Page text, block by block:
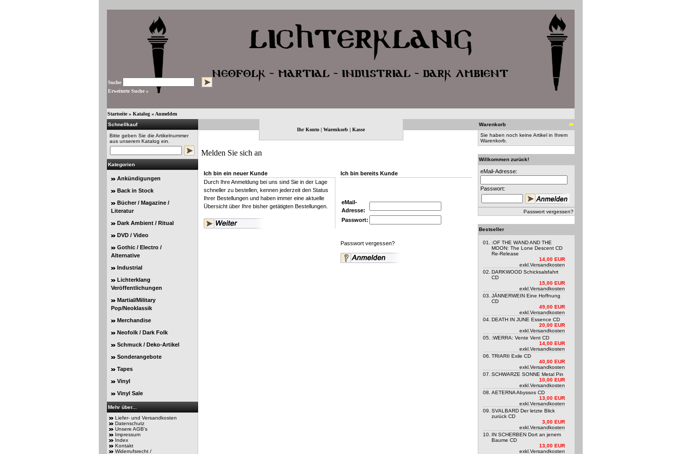
Suche
Erweiterte Suche »
Startseite» Katalog» Anmelden
Schnellkauf
Bitte geben Sie die Artikelnummer
aus unserem Katalog ein.
Kategorien
Ankündigungen
Back in Stock
Bücher / Magazine /
Literatur
Dark Ambient / Ritual
DVD / Video
Gothic / Electro /
Alternative
Industrial
Lichterklang
Veröffentlichungen
Martial/Military
Pop/Neoklassik
Merchandise
Neofolk / Dark Folk
Schmuck / Deko-Artikel
Sonderangebote
Tapes
Vinyl
Vinyl Sale
Mehr über...
Liefer- und Versandkosten
Datenschutz
Unsere AGB's
Impressum
Index
Kontakt
Widerrufsrecht /
Ihr Konto | Warenkorb | Kasse
Melden Sie sich an
Ich bin ein neuer Kunde
Durch Ihre Anmeldung bei uns sind Sie in der Lage
schneller zu bestellen, kennen jederzeit den Status
Ihrer Bestellungen und haben immer eine aktuelle
Übersicht über Ihre bisher getätigten Bestellungen.
Ich bin bereits Kunde
eMail-
Adresse:
Passwort:
Passwort vergessen?
Warenkorb
Sie haben noch keine Artikel in Ihrem
Warenkorb.
Willkommen zurück!
eMail-Adresse:
Passwort:
Passwort vergessen?
Bestseller
01.
:OF THE WAND AND THE
MOON: The Lone Descent CD
Re-Release
14,00 EUR
exkl. Versandkosten
02. DARKWOOD Schicksalsfahrt
CD
15,00 EUR
exkl. Versandkosten
03. JÄNNERWEIN Eine Hoffnung
CD
49,00 EUR
exkl. Versandkosten
04. DEATH IN JUNE Essence CD
20,00 EUR
exkl. Versandkosten
05.
:WERRA: Vente Vent CD
14,00 EUR
exkl. Versandkosten
06. TRIARII Exile CD
40,00 EUR
exkl. Versandkosten
07. SCHWARZE SONNE Metal Pin
10,00 EUR
exkl. Versandkosten
08. AETERNA Abyssos CD
13,00 EUR
exkl. Versandkosten
09. SVALBARD Der letzte Blick
zurück CD
3,00 EUR
exkl. Versandkosten
10. IN SCHERBEN Dort an jenem
Baume CD
13,00 EUR
exkl. Versandkosten